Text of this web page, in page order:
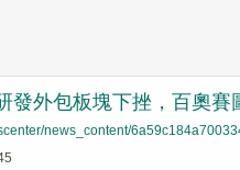
發外包板塊下挫，百奧
news_content/